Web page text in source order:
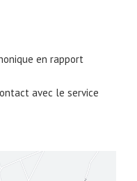
en rapport
avec le service